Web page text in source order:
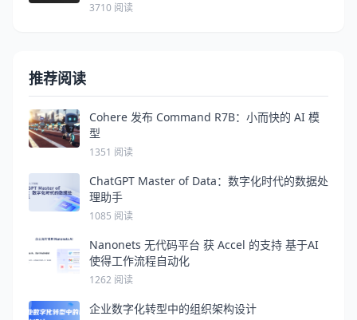
3710 阅读
推荐阅读
Cohere 发布 Command R7B：小而快的 AI 模
型
1351 阅读
ChatGPT Master of Data：数字化时代的数据处
理助手
1085 阅读
Nanonets 无代码平台 获 Accel 的支持 基于AI
使得工作流程自动化
1262 阅读
企业数字化转型中的组织架构设计